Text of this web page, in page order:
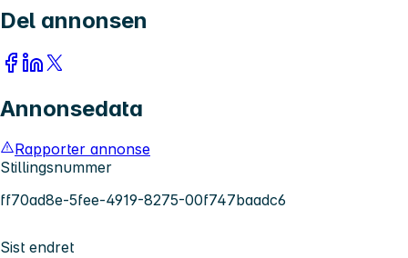
Del annonsen
Annonsedata
Rapporter annonse
Stillingsnummer
ff70ad8e-5fee-4919-8275-00f747baadc6
Sist endret